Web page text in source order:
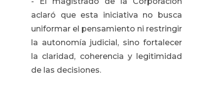
aclaró que esta iniciativa no busca
uniformar el pensamiento ni restringir
la autonomía judicial, sino fortalecer
la claridad, coherencia y legitimidad
de las decisiones.